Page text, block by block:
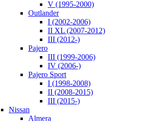
V (1995-2000)
Outlander
I (2002-2006)
II XL (2007-2012)
III (2012-)
Pajero
III (1999-2006)
IV (2006-)
Pajero Sport
I (1998-2008)
II (2008-2015)
III (2015-)
Nissan
Almera